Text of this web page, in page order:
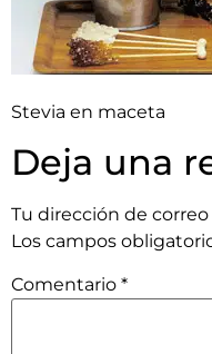
Stevia en maceta
Deja una
Tu dirección de
Los campos
Comentario *